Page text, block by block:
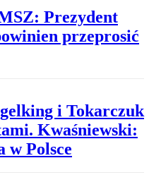
Prezydent
przeprosić
i Tokarczuk
Kwaśniewski:
w Polsce